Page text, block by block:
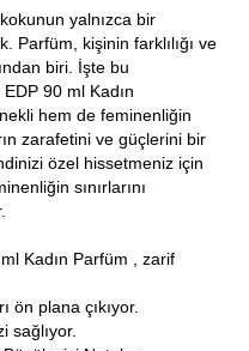
yalnızca bir
Parfüm, kişinin farklılığı ve
biri. İşte bu
90 ml Kadın
hem de feminenliğin
zarafetini ve güçlerini bir
özel hissetmeniz için
sınırlarını
Kadın Parfüm , zarif
ön plana çıkıyor.
sağlıyor.